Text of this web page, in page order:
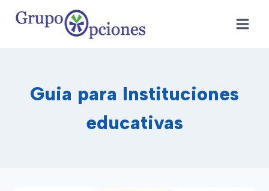
Guia para Instituciones
educativas